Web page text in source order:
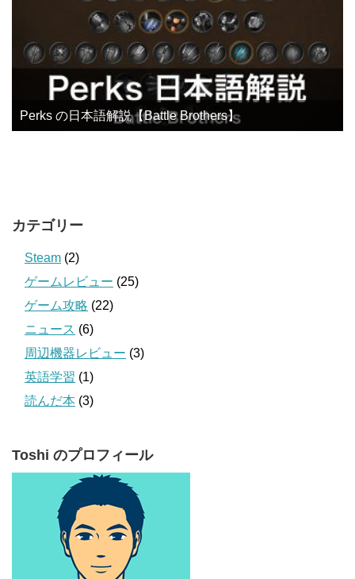
Perks の日本語解説【Battle Brothers】
カテゴリー
Steam (2)
ゲームレビュー (25)
ゲーム攻略 (22)
ニュース (6)
周辺機器レビュー (3)
英語学習 (1)
読んだ本 (3)
Toshi のプロフィール